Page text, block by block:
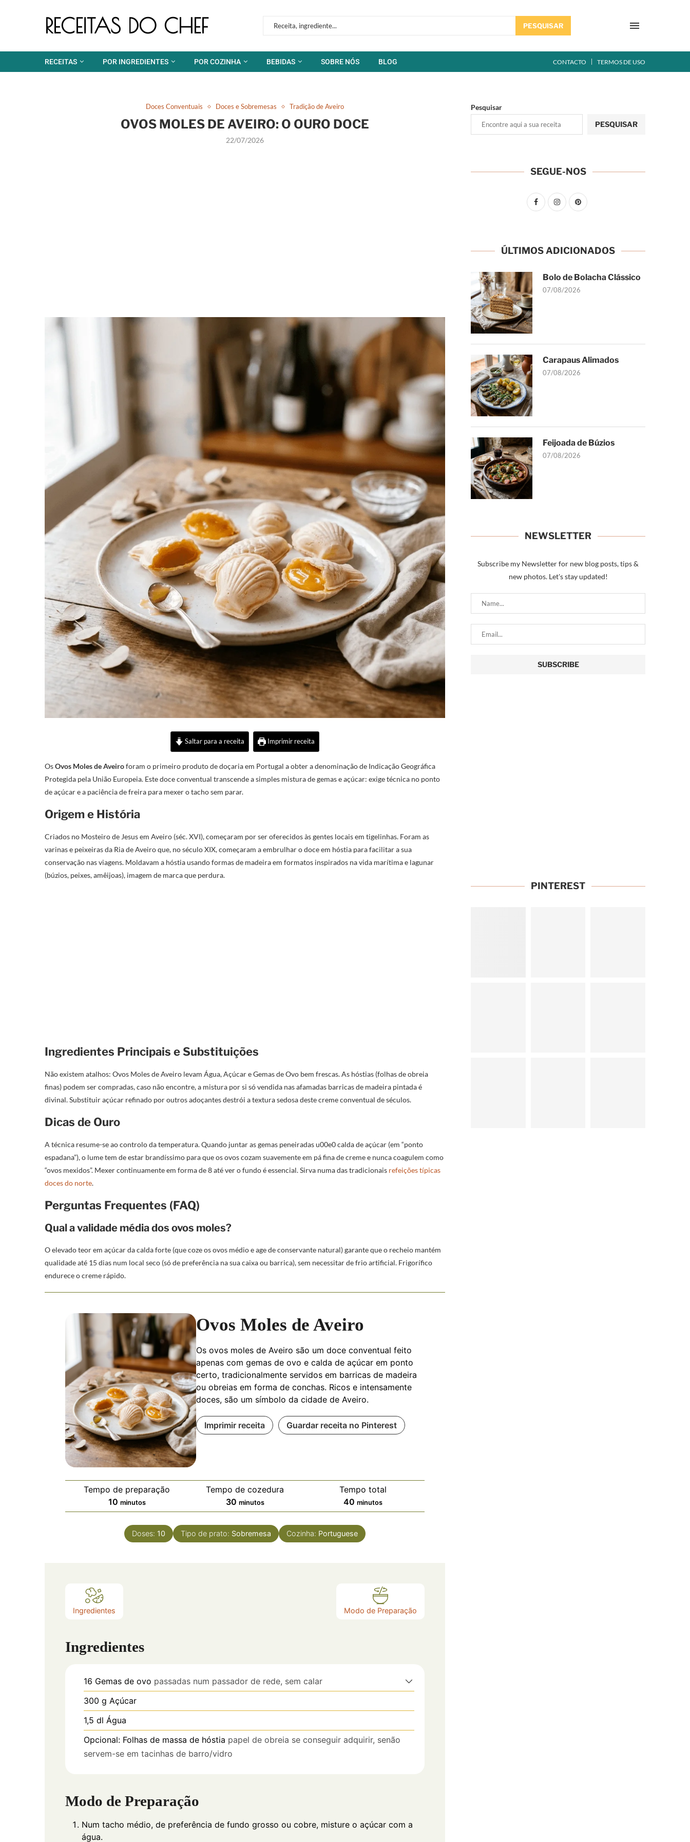
RECEITAS DO CHEF PESQUISAR
RECEITAS POR INGREDIENTES POR COZINHA BEBIDAS SOBRE NÓS BLOG CONTACTO TERMOS DE USO
Doces Conventuais Doces e Sobremesas Tradição de Aveiro
OVOS MOLES DE AVEIRO: O OURO DOCE
22/07/2026
Saltar para a receita Imprimir receita
OsOvos Moles de Aveiroforam o primeiro produto de doçaria em Portugal a obter a denominação de Indicação Geográfica
Protegida pela União Europeia. Este doce conventual transcende a simples mistura de gemas e açúcar: exige técnica no ponto
de açúcar e a paciência de freira para mexer o tacho sem parar.
Origem e História
Criados no Mosteiro de Jesus em Aveiro (séc. XVI), começaram por ser oferecidos às gentes locais em tigelinhas. Foram as
varinas e peixeiras da Ria de Aveiro que, no século XIX, começaram a embrulhar o doce em hóstia para facilitar a sua
conservação nas viagens. Moldavam a hóstia usando formas de madeira em formatos inspirados na vida marítima e lagunar
(búzios, peixes, amêijoas), imagem de marca que perdura.
Ingredientes Principais e Substituições
Não existem atalhos: Ovos Moles de Aveiro levam Água, Açúcar e Gemas de Ovo bem frescas. As hóstias (folhas de obreia
finas) podem ser compradas, caso não encontre, a mistura por si só vendida nas afamadas barricas de madeira pintada é
divinal. Substituir açúcar refinado por outros adoçantes destrói a textura sedosa deste creme conventual de séculos.
Dicas de Ouro
A técnica resume-se ao controlo da temperatura. Quando juntar as gemas peneiradas u00e0 calda de açúcar (em “ponto
espadana”), o lume tem de estar brandíssimo para que os ovos cozam suavemente em pá fina de creme e nunca coagulem como
“ovos mexidos”. Mexer continuamente em forma de 8 até ver o fundo é essencial. Sirva numa das tradicionais refeições típicas
doces do norte.
Perguntas Frequentes (FAQ)
Qual a validade média dos ovos moles?
O elevado teor em açúcar da calda forte (que coze os ovos médio e age de conservante natural) garante que o recheio mantém
qualidade até 15 dias num local seco (só de preferência na sua caixa ou barrica), sem necessitar de frio artificial. Frigorífico
endurece o creme rápido.
Ovos Moles de Aveiro
Os ovos moles de Aveiro são um doce conventual feito
apenas com gemas de ovo e calda de açúcar em ponto
certo, tradicionalmente servidos em barricas de madeira
ou obreias em forma de conchas. Ricos e intensamente
doces, são um símbolo da cidade de Aveiro.
Imprimir receita Guardar receita no Pinterest
Tempo de preparação
10 minutos
Tempo de cozedura
30 minutos
Tempo total
40 minutos
Doses: 10 Tipo de prato: Sobremesa Cozinha: Portuguese
Ingredientes Modo de Preparação
Ingredientes
16 Gemas de ovo passadas num passador de rede, sem calar
300 g Açúcar
1,5 dl Água
Opcional: Folhas de massa de hóstia papel de obreia se conseguir adquirir, senão
servem-se em tacinhas de barro/vidro
Modo de Preparação
Num tacho médio, de preferência de fundo grosso ou cobre, misture o açúcar com a
água.
Pesquisar
PESQUISAR
SEGUE-NOS
ÚLTIMOS ADICIONADOS
Bolo de Bolacha Clássico
07/08/2026
Carapaus Alimados
07/08/2026
Feijoada de Búzios
07/08/2026
NEWSLETTER
Subscribe my Newsletter for new blog posts, tips &
new photos. Let's stay updated!
PINTEREST